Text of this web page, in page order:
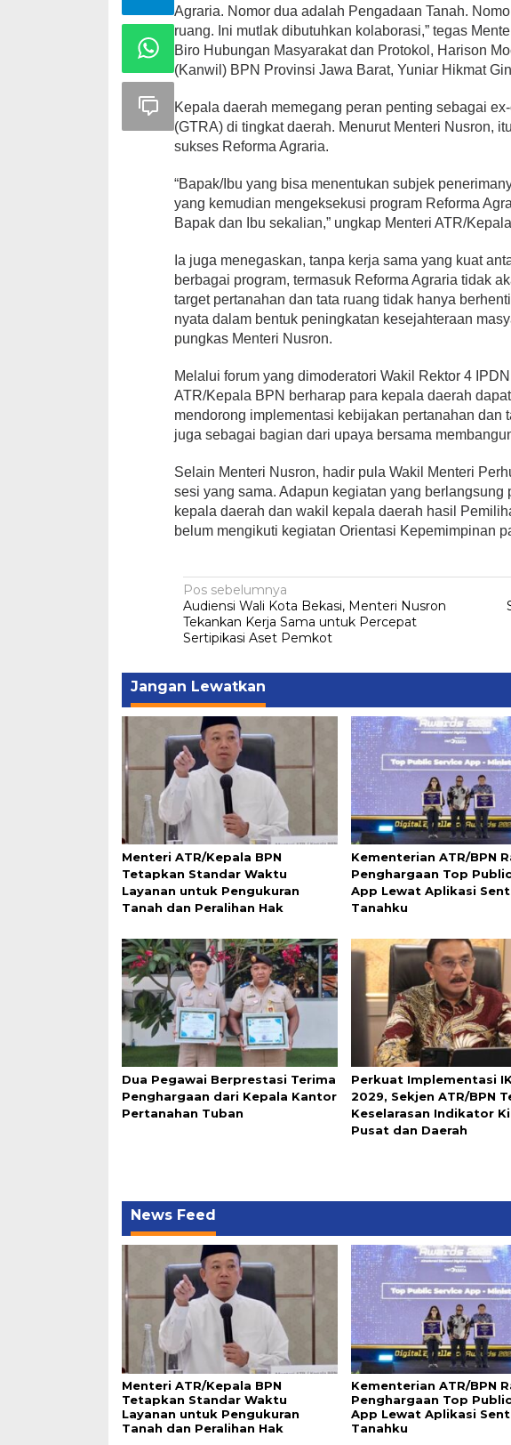
Agraria. Nomor dua adalah Pengadaan Tanah.
ruang. Ini mutlak dibutuhkan kolaborasi,” tegas
Biro Hubungan Masyarakat dan Protokol, Harison
(Kanwil) BPN Provinsi Jawa Barat, Yuniar Hikmat
Kepala daerah memegang peran penting sebagai
(GTRA) di tingkat daerah. Menurut Menteri Nusron,
sukses Reforma Agraria.
“Bapak/Ibu yang bisa menentukan subjek
yang kemudian mengeksekusi program Reforma
Bapak dan Ibu sekalian,” ungkap Menteri ATR/
Ia juga menegaskan, tanpa kerja sama yang kuat
berbagai program, termasuk Reforma Agraria tidak
target pertanahan dan tata ruang tidak hanya
nyata dalam bentuk peningkatan kesejahteraan
pungkas Menteri Nusron.
Melalui forum yang dimoderatori Wakil Rektor 4
ATR/Kepala BPN berharap para kepala daerah
mendorong implementasi kebijakan pertanahan
juga sebagai bagian dari upaya bersama
Selain Menteri Nusron, hadir pula Wakil Menteri
sesi yang sama. Adapun kegiatan yang
kepala daerah dan wakil kepala daerah hasil
belum mengikuti kegiatan Orientasi Kepemimpinan
Navigasi
pos
Pos sebelumnya
Audiensi Wali Kota Bekasi, Menteri Nusron
Tekankan Kerja Sama untuk Percepat
Sertipikasi Aset Pemkot
Jangan Lewatkan
Menteri ATR/Kepala BPN
Tetapkan Standar Waktu
Layanan untuk Pengukuran
Tanah dan Peralihan Hak
Kementerian ATR/BPN
Penghargaan Top
App Lewat Aplikasi
Tanahku
Dua Pegawai Berprestasi Terima
Penghargaan dari Kepala Kantor
Pertanahan Tuban
Perkuat Implementasi
2029, Sekjen ATR/BPN
Keselarasan Indikator
Pusat dan Daerah
News Feed
Menteri ATR/Kepala BPN
Tetapkan Standar Waktu
Layanan untuk Pengukuran
Tanah dan Peralihan Hak
Kementerian ATR/BPN
Penghargaan Top
App Lewat Aplikasi
Tanahku